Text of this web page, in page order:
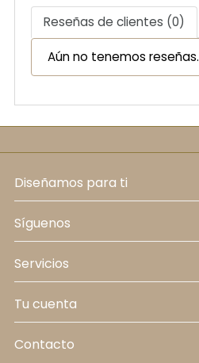
Reseñas de clientes (0)
Aún no tenemos reseñas.
diseñamos para ti
síguenos
servicios
tu cuenta
contacto